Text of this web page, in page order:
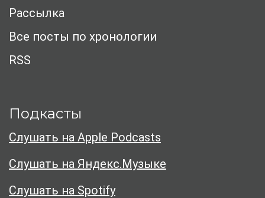
Рассылка
Все посты по хронологии
RSS
Подкасты
Слушать на Apple Podcasts
Слушать на Яндекс.Музыке
Слушать на Spotify